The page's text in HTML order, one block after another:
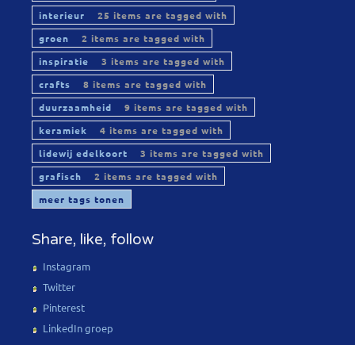
interieur
25 items are tagged with
groen
2 items are tagged with
inspiratie
3 items are tagged with
crafts
8 items are tagged with
duurzaamheid
9 items are tagged with
keramiek
4 items are tagged with
lidewij edelkoort
3 items are tagged with
grafisch
2 items are tagged with
meer tags tonen
Share, like, follow
Instagram
Twitter
Pinterest
LinkedIn groep